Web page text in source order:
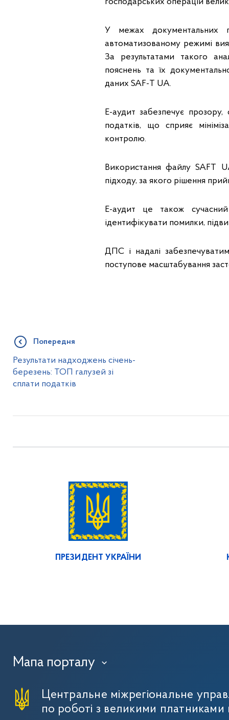
господарських операцій
У межах документальних
автоматизованому режимі
За результатами такого
пояснень та їх
даних SAF-T UA.
Е-аудит забезпечує
податків, що сприяє
контролю.
Використання файлу SAFT
підходу, за якого рішення
Е-аудит це також
ідентифікувати помилки,
ДПС і надалі
поступове масштабування
Попередня
Результати надходжень січень-
березень: ТОП галузей зі
сплати податків
ПРЕЗИДЕНТ УКРАЇНИ
Мапа порталу ›
Центральне міжрегіональне
по роботі з великими платниками